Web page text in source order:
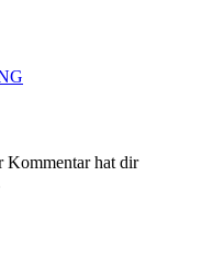
Kommentar hat dir